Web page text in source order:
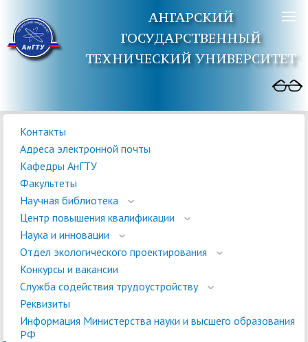
АНГАРСКИЙ
ГОСУДАРСТВЕННЫЙ
ТЕХНИЧЕСКИЙ УНИВЕРСИТЕТ
Контакты
Адреса электронной почты
Кафедры АнГТУ
Факультеты
Научная библиотека
Центр повышения квалификации
Наука и инновации
Отдел экологического проектирования
Конкурсы и вакансии
Служба содействия трудоустройству
Реквизиты
Информация Министерства науки и высшего образования
РФ